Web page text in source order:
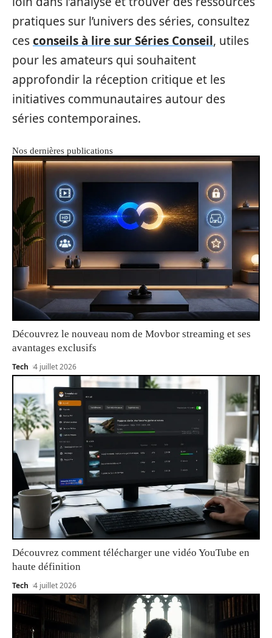
pratiques sur l’univers des séries, consultez
cesconseils à lire sur Séries Conseil, utiles
pour les amateurs qui souhaitent
approfondir la réception critique et les
initiatives communautaires autour des
séries contemporaines.
Nos dernières publications
Découvrez le nouveau nom de Movbor streaming et ses
avantages exclusifs
Tech 4 juillet 2026
Découvrez comment télécharger une vidéo YouTube en
haute définition
Tech 4 juillet 2026